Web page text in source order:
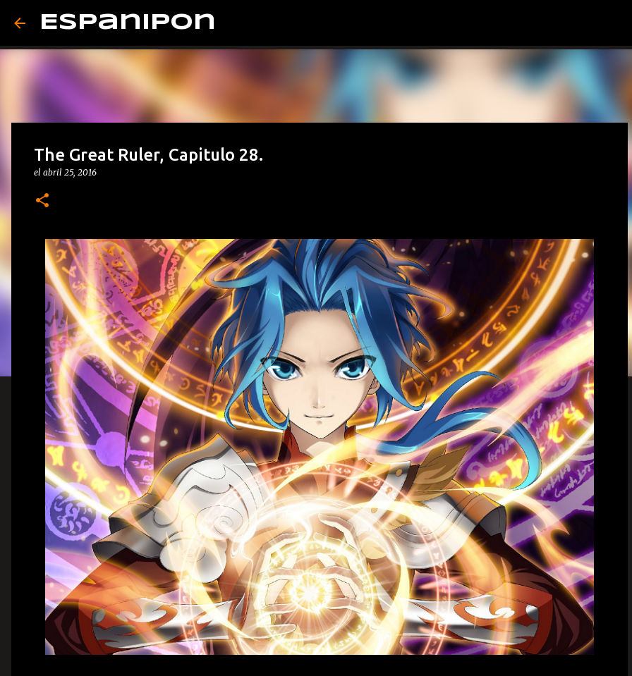
Espanipon
The Great Ruler, Capitulo 28.
el abril 25, 2016